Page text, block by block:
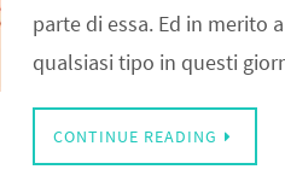
parte di essa. Ed in merito
qualsiasi tipo in questi
CONTINUE READING